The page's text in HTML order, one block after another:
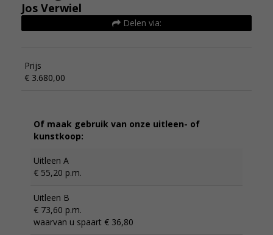
Jos Verwiel
Delen via:
Prijs
€ 3.680,00
Of maak gebruik van onze uitleen- of
kunstkoop:
Uitleen A
€ 55,20 p.m.
Uitleen B
€ 73,60 p.m.
waarvan u spaart € 36,80